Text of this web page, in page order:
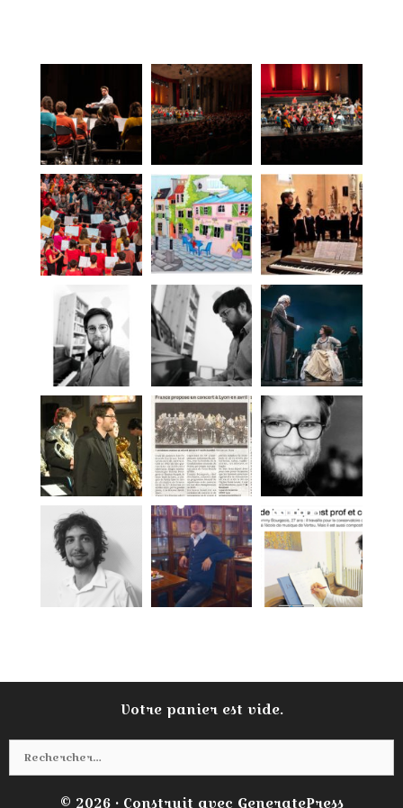
Votre panier est vide.
Rechercher :
© 2026 • Construit avec GeneratePress